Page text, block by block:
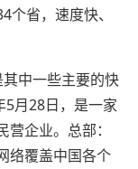
省，速度快、
中一些主要的快
5月28日，是一家
企业。总部：
络覆盖中国各个